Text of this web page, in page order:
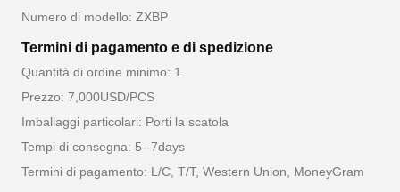
Numero di modello: ZXBP
Termini di pagamento e di spedizione
Quantità di ordine minimo: 1
Prezzo: 7,000USD/PCS
Imballaggi particolari: Porti la scatola
Tempi di consegna: 5--7days
Termini di pagamento: L/C, T/T, Western Union, MoneyGram